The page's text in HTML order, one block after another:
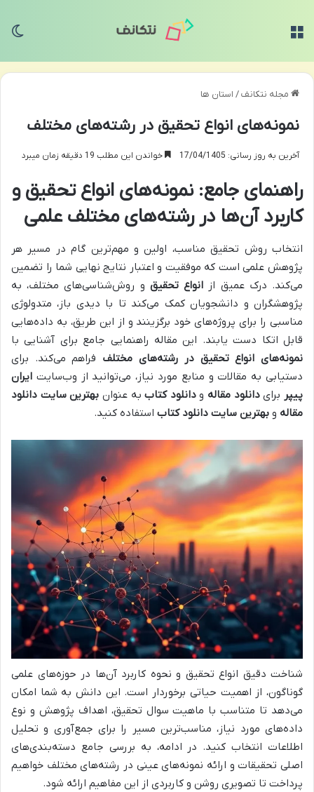
مجله نتکانف/ استان ها
نمونه‌های انواع تحقیق در رشته‌های مختلف
آخرین به روز رسانی: 17/04/1405 خواندن این مطلب 19 دقیقه زمان میبرد
راهنمای جامع: نمونه‌های انواع تحقیق و
کاربرد آن‌ها در رشته‌های مختلف علمی
انتخاب روش تحقیق مناسب، اولین و مهم‌ترین گام در مسیر هر
پژوهش علمی است که موفقیت و اعتبار نتایج نهایی شما را تضمین
می‌کند. درک عمیق از انواع تحقیق و روش‌شناسی‌های مختلف، به
پژوهشگران و دانشجویان کمک می‌کند تا با دیدی باز، متدولوژی
مناسبی را برای پروژه‌های خود برگزینند و از این طریق، به داده‌هایی
قابل اتکا دست یابند. این مقاله راهنمایی جامع برای آشنایی با
نمونه‌های انواع تحقیق در رشته‌های مختلف فراهم می‌کند. برای
دستیابی به مقالات و منابع مورد نیاز، می‌توانید از وب‌سایت ایران
پیپر برایدانلود مقاله ودانلود کتاببه عنوان بهترین سایت دانلود
مقاله و بهترین سایت دانلود کتاب استفاده کنید.
شناخت دقیق انواع تحقیق و نحوه کاربرد آن‌ها در حوزه‌های علمی
گوناگون، از اهمیت حیاتی برخوردار است. این دانش به شما امکان
می‌دهد تا متناسب با ماهیت سوال تحقیق، اهداف پژوهش و نوع
داده‌های مورد نیاز، مناسب‌ترین مسیر را برای جمع‌آوری و تحلیل
اطلاعات انتخاب کنید. در ادامه، به بررسی جامع دسته‌بندی‌های
اصلی تحقیقات و ارائه نمونه‌های عینی در رشته‌های مختلف خواهیم
پرداخت تا تصویری روشن و کاربردی از این مفاهیم ارائه شود.